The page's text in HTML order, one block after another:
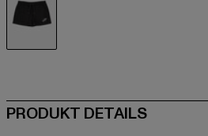
PRODUKT DETAILS